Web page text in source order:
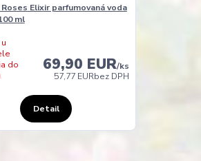
Elixir parfumovaná voda
ml
69,90 EUR/ks
57,77 EURbez DPH
do
Detail